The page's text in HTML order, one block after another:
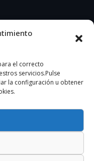
el correcto
servicios.Pulse
la configuración u obtener
CIF: A41362401